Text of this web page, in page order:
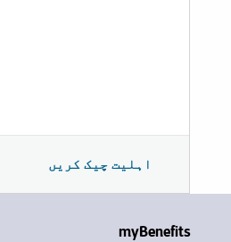
اہلیت چیک کریں
myBenefits